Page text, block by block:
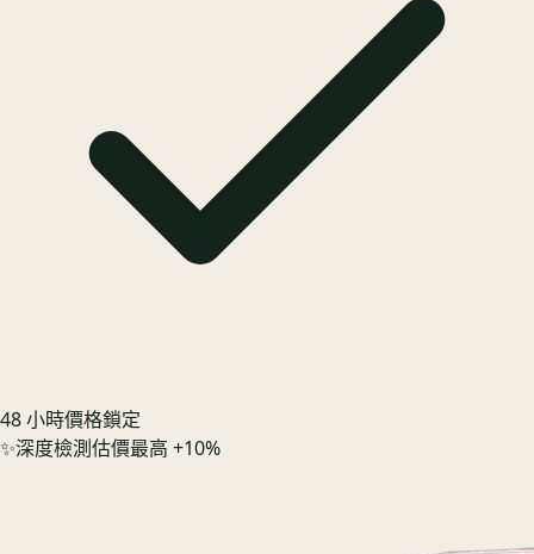
48 小時價格鎖定
✨深度檢測估價最高 +10%